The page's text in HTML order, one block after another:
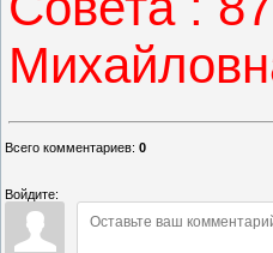
Всего комментариев: 0
Войдите: